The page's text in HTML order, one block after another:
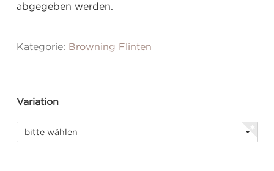
abgegeben werden.
Kategorie: Browning Flinten
Variation
bitte wählen